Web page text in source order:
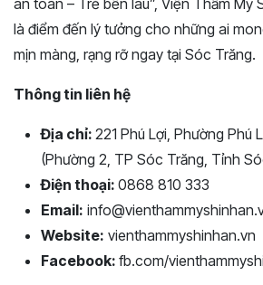
là điểm đến lý tưởng cho những ai
mịn màng, rạng rỡ ngay tại Sóc Trăng.
Thông tin liên hệ
Địa chỉ: 221 Phú Lợi, Phường Phú
(Phường 2, TP Sóc Trăng, Tỉnh
Điện thoại: 0868 810 333
Email:
Website: vienthammyshinhan.vn
Facebook: fb.com/